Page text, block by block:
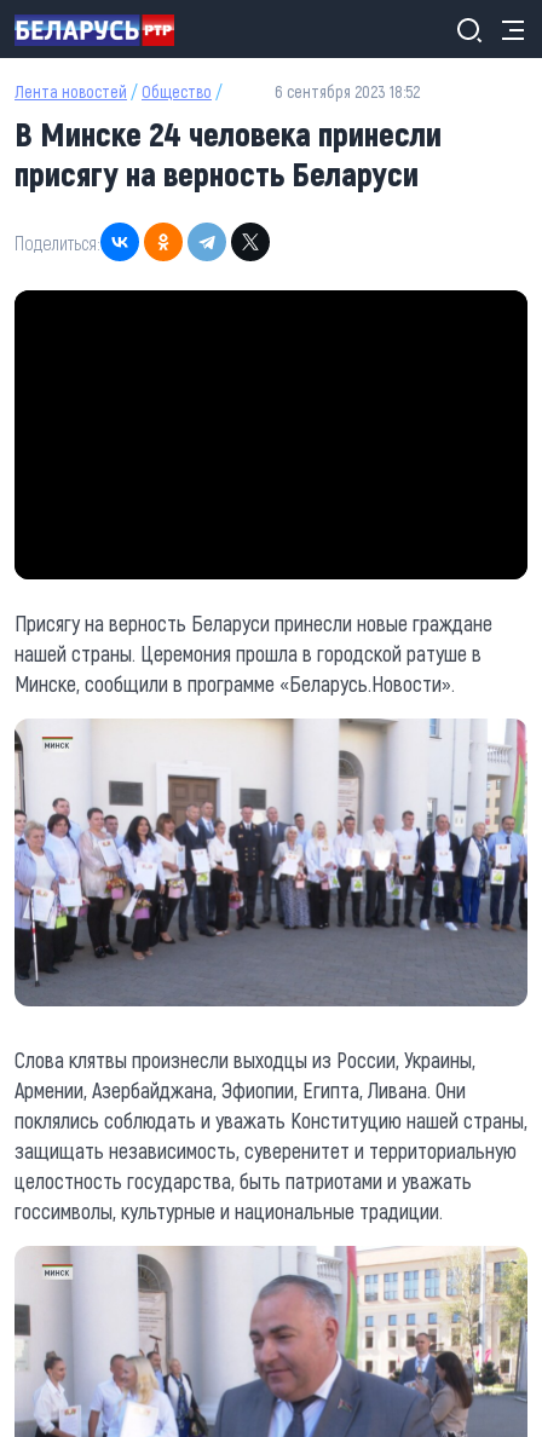
Перейти к основному содержанию
Лента новостей / Общество / 6 сентября 2023 18:52
В Минске 24 человека принесли
присягу на верность Беларуси
Поделиться:
Присягу на верность Беларуси принесли новые граждане
нашей страны. Церемония прошла в городской ратуше в
Минске, сообщили в программе «Беларусь.Новости».
Слова клятвы произнесли выходцы из России, Украины,
Армении, Азербайджана, Эфиопии, Египта, Ливана. Они
поклялись соблюдать и уважать Конституцию нашей страны,
защищать независимость, суверенитет и территориальную
целостность государства, быть патриотами и уважать
госсимволы, культурные и национальные традиции.